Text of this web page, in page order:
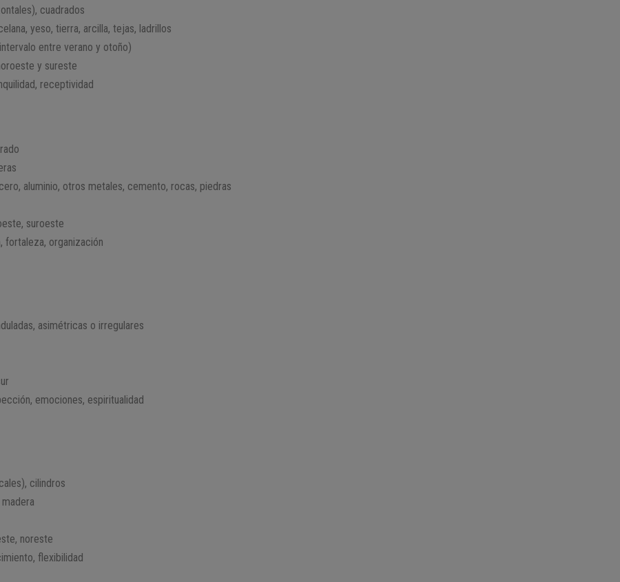
cuadrados
yeso, tierra, arcilla, tejas, ladrillos
entre verano y otoño)
y sureste
receptividad
aluminio, otros metales, cemento, rocas, piedras
suroeste
fortaleza, organización
asimétricas o irregulares
emociones, espiritualidad
cilindros
noreste
flexibilidad